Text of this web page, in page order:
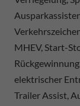
MHEV, Start-
elektrischer
Trailer Assist,